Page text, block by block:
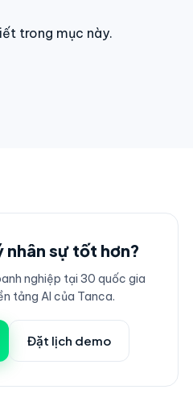
trong mục này.
nhân sự tốt hơn?
nghiệp tại 30 quốc gia
tảng AI của Tanca.
Đặt lịch demo